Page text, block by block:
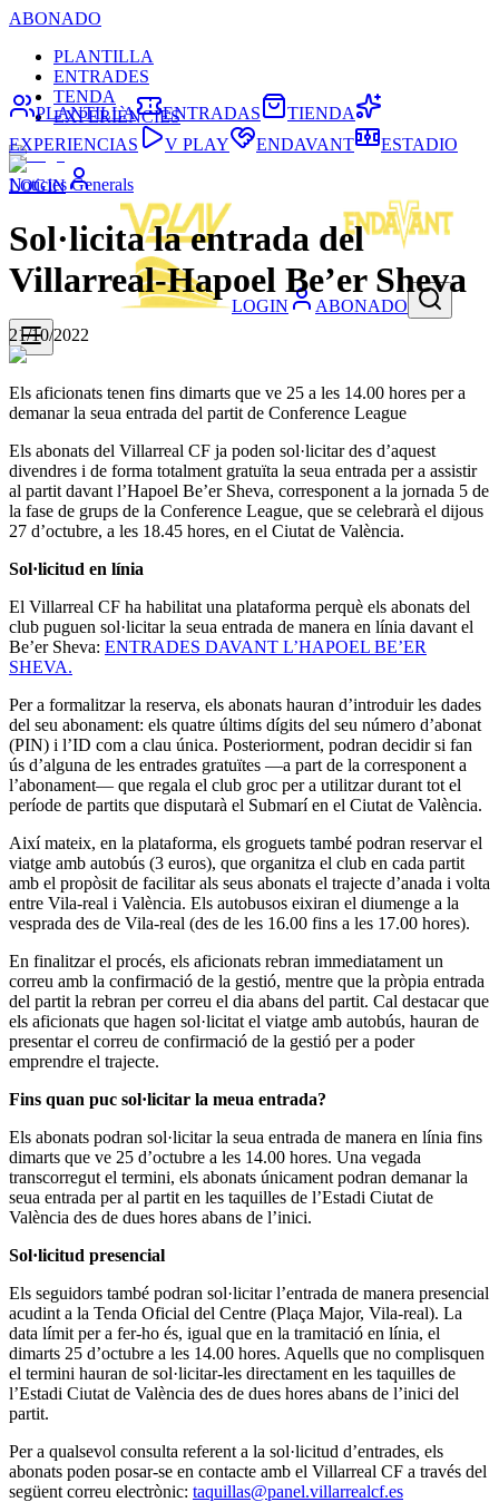
ABONADO
PLANTILLA
ENTRADES
TENDA
EXPERIÈNCIES
LOGIN
LOGIN ABONADO
PLANTILLA ENTRADAS
TIENDA
EXPERIENCIAS
V PLAY ENDAVANT ESTADIO
Noticies Generals
Sol·licita la entrada del
Villarreal-Hapoel Be’er Sheva
21/10/2022
Els aficionats tenen fins dimarts que ve 25 a les 14.00 hores per a
demanar la seua entrada del partit de Conference League
Els abonats del Villarreal CF ja poden sol·licitar des d’aquest
divendres i de forma totalment gratuïta la seua entrada per a assistir
al partit davant l’Hapoel Be’er Sheva, corresponent a la jornada 5 de
la fase de grups de la Conference League, que se celebrarà el dijous
27 d’octubre, a les 18.45 hores, en el Ciutat de València.
Sol·licitud en línia
El Villarreal CF ha habilitat una plataforma perquè els abonats del
club puguen sol·licitar la seua entrada de manera en línia davant el
Be’er Sheva: ENTRADES DAVANT L’HAPOEL BE’ER
SHEVA.
Per a formalitzar la reserva, els abonats hauran d’introduir les dades
del seu abonament: els quatre últims dígits del seu número d’abonat
(PIN) i l’ID com a clau única. Posteriorment, podran decidir si fan
ús d’alguna de les entrades gratuïtes —a part de la corresponent a
l’abonament— que regala el club groc per a utilitzar durant tot el
període de partits que disputarà el Submarí en el Ciutat de València.
Així mateix, en la plataforma, els groguets també podran reservar el
viatge amb autobús (3 euros), que organitza el club en cada partit
amb el propòsit de facilitar als seus abonats el trajecte d’anada i volta
entre Vila-real i València. Els autobusos eixiran el diumenge a la
vesprada des de Vila-real (des de les 16.00 fins a les 17.00 hores).
En finalitzar el procés, els aficionats rebran immediatament un
correu amb la confirmació de la gestió, mentre que la pròpia entrada
del partit la rebran per correu el dia abans del partit. Cal destacar que
els aficionats que hagen sol·licitat el viatge amb autobús, hauran de
presentar el correu de confirmació de la gestió per a poder
emprendre el trajecte.
Fins quan puc sol·licitar la meua entrada?
Els abonats podran sol·licitar la seua entrada de manera en línia fins
dimarts que ve 25 d’octubre a les 14.00 hores. Una vegada
transcorregut el termini, els abonats únicament podran demanar la
seua entrada per al partit en les taquilles de l’Estadi Ciutat de
València des de dues hores abans de l’inici.
Sol·licitud presencial
Els seguidors també podran sol·licitar l’entrada de manera presencial
acudint a la Tenda Oficial del Centre (Plaça Major, Vila-real). La
data límit per a fer-ho és, igual que en la tramitació en línia, el
dimarts 25 d’octubre a les 14.00 hores. Aquells que no complisquen
el termini hauran de sol·licitar-les directament en les taquilles de
l’Estadi Ciutat de València des de dues hores abans de l’inici del
partit.
Per a qualsevol consulta referent a la sol·licitud d’entrades, els
abonats poden posar-se en contacte amb el Villarreal CF a través del
següent correu electrònic: taquillas@panel.villarrealcf.es